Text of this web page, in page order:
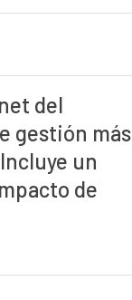
del
gestión más
un
de